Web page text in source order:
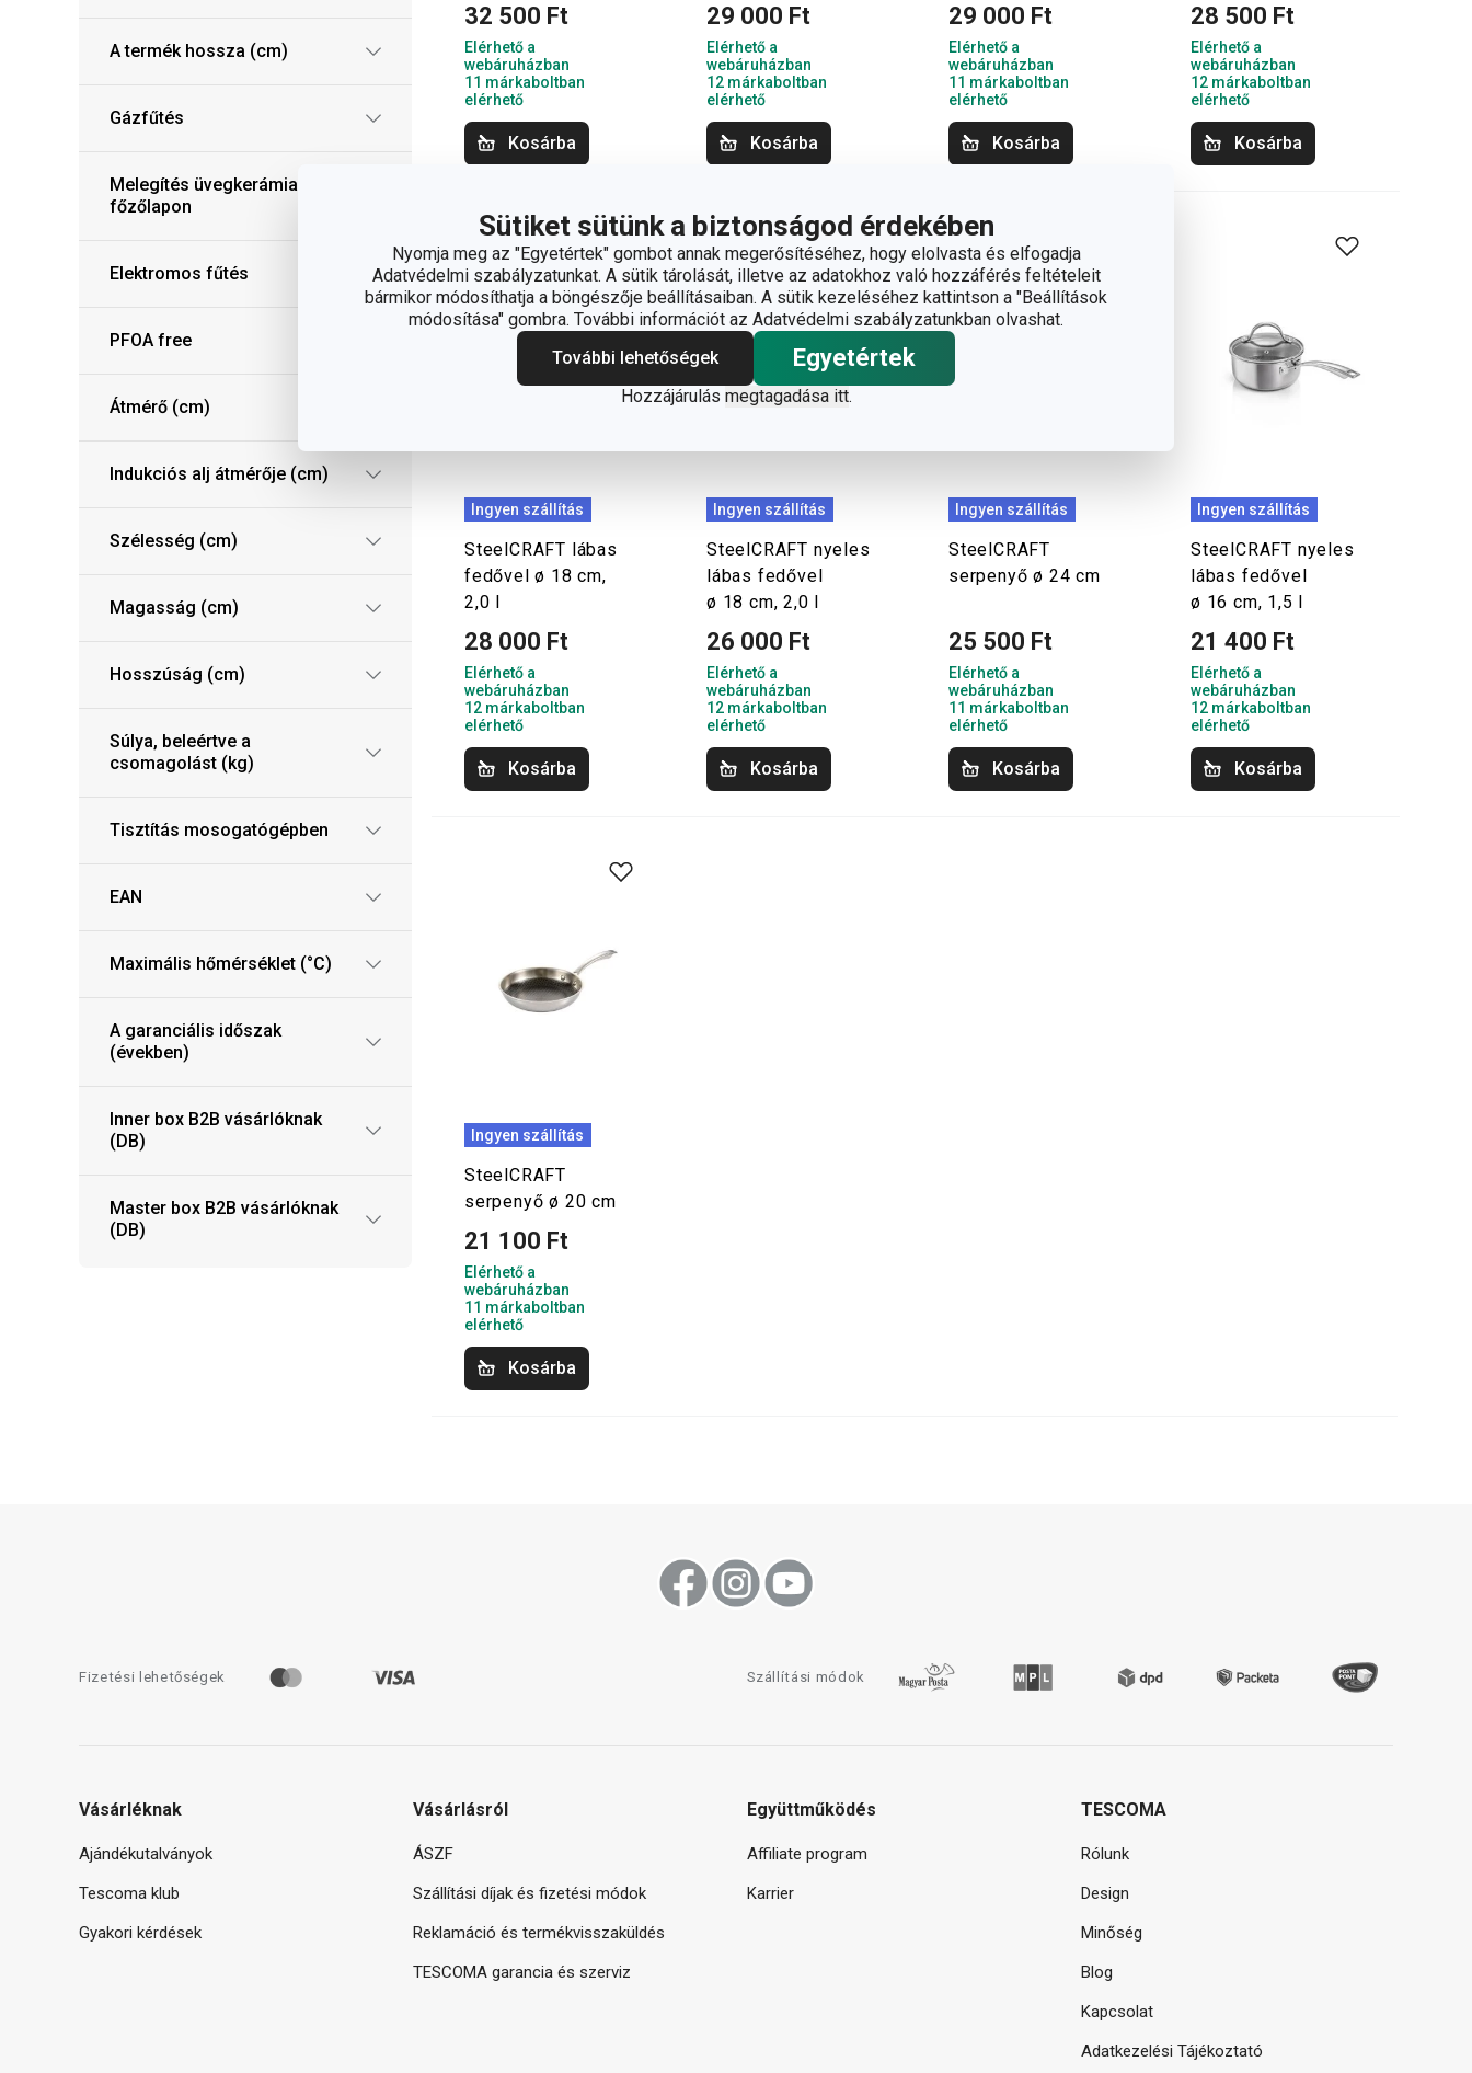
Sütiket sütünk a biztonságod érdekében
Nyomja meg az "Egyetértek" gombot annak megerősítéséhez, hogy elolvasta és elfogadja
Adatvédelmi szabályzatunkat. A sütik tárolását, illetve az adatokhoz való hozzáférés feltételeit
bármikor módosíthatja a böngészője beállításaiban. A sütik kezeléséhez kattintson a "Beállítások
módosítása" gombra. További információt az Adatvédelmi szabályzatunkban olvashat.
További lehetőségek
Egyetértek
Hozzájárulás megtagadása itt.
A termék hossza (cm)
Gázfűtés
Melegítés üvegkerámia
főzőlapon
Elektromos fűtés
PFOA free
Átmérő (cm)
Indukciós alj átmérője (cm)
Szélesség (cm)
Magasság (cm)
Hosszúság (cm)
Súlya, beleértve a
csomagolást (kg)
Tisztítás mosogatógépben
EAN
Maximális hőmérséklet (°C)
A garanciális időszak
(években)
Inner box B2B vásárlóknak
(DB)
Master box B2B vásárlóknak
(DB)
32 500 Ft
Elérhető a
webáruházban
11 márkaboltban
elérhető
Kosárba
29 000 Ft
Elérhető a
webáruházban
12 márkaboltban
elérhető
Kosárba
29 000 Ft
Elérhető a
webáruházban
11 márkaboltban
elérhető
Kosárba
28 500 Ft
Elérhető a
webáruházban
12 márkaboltban
elérhető
Kosárba
Ingyen szállítás
SteelCRAFT lábas
fedővel ø 18 cm,
2,0 l
28 000 Ft
Elérhető a
webáruházban
12 márkaboltban
elérhető
Kosárba
Ingyen szállítás
SteelCRAFT nyeles
lábas fedővel
ø 18 cm, 2,0 l
26 000 Ft
Elérhető a
webáruházban
12 márkaboltban
elérhető
Kosárba
Ingyen szállítás
SteelCRAFT
serpenyő ø 24 cm
25 500 Ft
Elérhető a
webáruházban
11 márkaboltban
elérhető
Kosárba
Ingyen szállítás
SteelCRAFT nyeles
lábas fedővel
ø 16 cm, 1,5 l
21 400 Ft
Elérhető a
webáruházban
12 márkaboltban
elérhető
Kosárba
Ingyen szállítás
SteelCRAFT
serpenyő ø 20 cm
21 100 Ft
Elérhető a
webáruházban
11 márkaboltban
elérhető
Kosárba
Fizetési lehetőségek Szállítási módok
Vásárléknak
Ajándékutalványok
Tescoma klub
Gyakori kérdések
Vásárlásról
ÁSZF
Szállítási díjak és fizetési módok
Reklamáció és termékvisszaküldés
TESCOMA garancia és szerviz
Együttműködés
Affiliate program
Karrier
TESCOMA
Rólunk
Design
Minőség
Blog
Kapcsolat
Adatkezelési Tájékoztató